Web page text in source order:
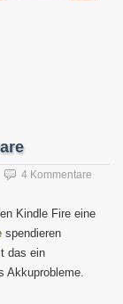
4 Kommentare
Kindle Fire eine
spendieren
das ein
Akkuprobleme.